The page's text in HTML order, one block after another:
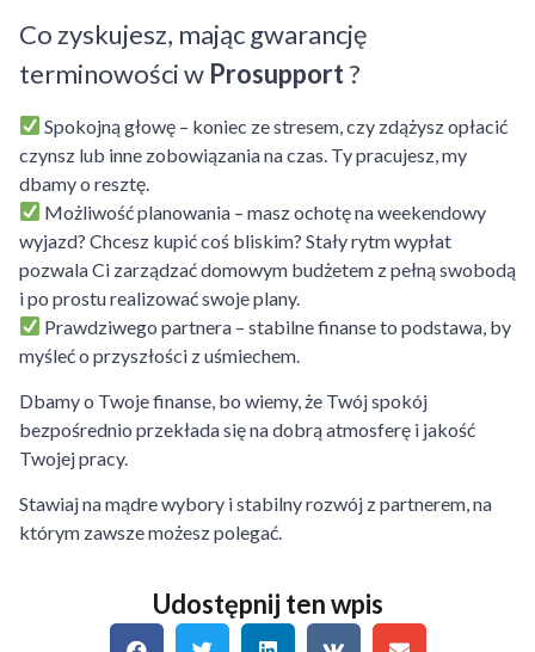
Co zyskujesz, mając gwarancję
terminowości w Prosupport?
Spokojną głowę – koniec ze stresem, czy zdążysz opłacić
czynsz lub inne zobowiązania na czas. Ty pracujesz, my
dbamy o resztę.
Możliwość planowania – masz ochotę na weekendowy
wyjazd? Chcesz kupić coś bliskim? Stały rytm wypłat
pozwala Ci zarządzać domowym budżetem z pełną swobodą
i po prostu realizować swoje plany.
Prawdziwego partnera – stabilne finanse to podstawa, by
myśleć o przyszłości z uśmiechem.
Dbamy o Twoje finanse, bo wiemy, że Twój spokój
bezpośrednio przekłada się na dobrą atmosferę i jakość
Twojej pracy.
Stawiaj na mądre wybory i stabilny rozwój z partnerem, na
którym zawsze możesz polegać.
Udostępnij ten wpis